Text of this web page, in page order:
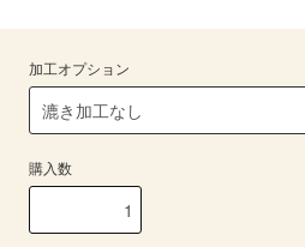
加工オプション
購入数